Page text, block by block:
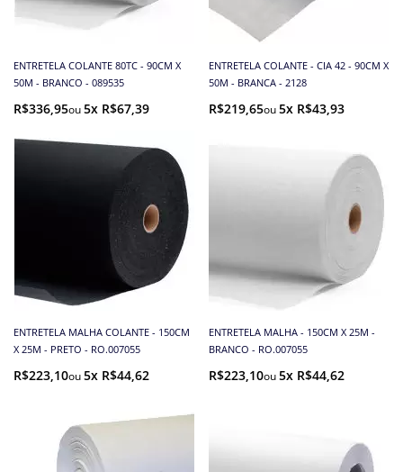
ENTRETELA COLANTE 80TC - 90CM X
50M - BRANCO - 089535
R$336,95 5x R$67,39
ENTRETELA COLANTE - CIA 42 - 90CM X
50M - BRANCA - 2128
R$219,65 5x R$43,93
ENTRETELA MALHA COLANTE - 150CM
X 25M - PRETO - RO.007055
R$223,10 5x R$44,62
ENTRETELA MALHA - 150CM X 25M -
BRANCO - RO.007055
R$223,10 5x R$44,62